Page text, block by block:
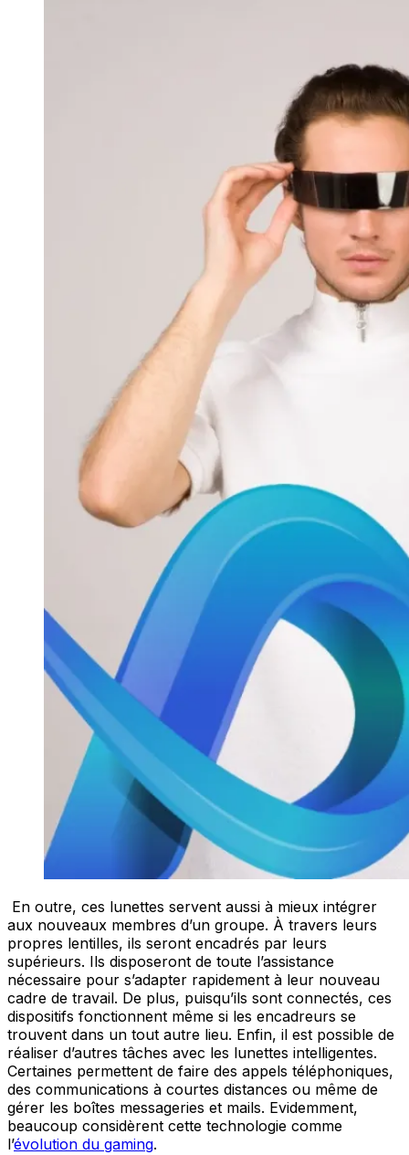
En outre, ces lunettes servent aussi à mieux intégrer
aux nouveaux membres d’un groupe. À travers leurs
propres lentilles, ils seront encadrés par leurs
supérieurs. Ils disposeront de toute l’assistance
nécessaire pour s’adapter rapidement à leur nouveau
cadre de travail. De plus, puisqu’ils sont connectés, ces
dispositifs fonctionnent même si les encadreurs se
trouvent dans un tout autre lieu. Enfin, il est possible de
réaliser d’autres tâches avec les lunettes intelligentes.
Certaines permettent de faire des appels téléphoniques,
des communications à courtes distances ou même de
gérer les boîtes messageries et mails. Evidemment,
beaucoup considèrent cette technologie comme
l’évolution du gaming.